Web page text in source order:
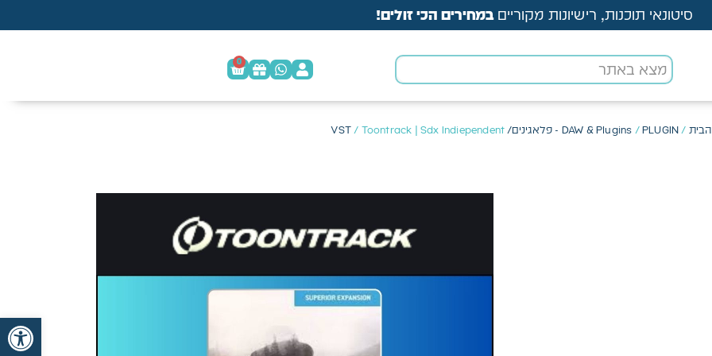
סיטונאי תוכנות, רישיונות מקורייםבמחירים הכי זולים!
0
/
DAW & Plugins /PLUGIN - פלאגינים/ VST / Toontrack | Sdx Indiependent